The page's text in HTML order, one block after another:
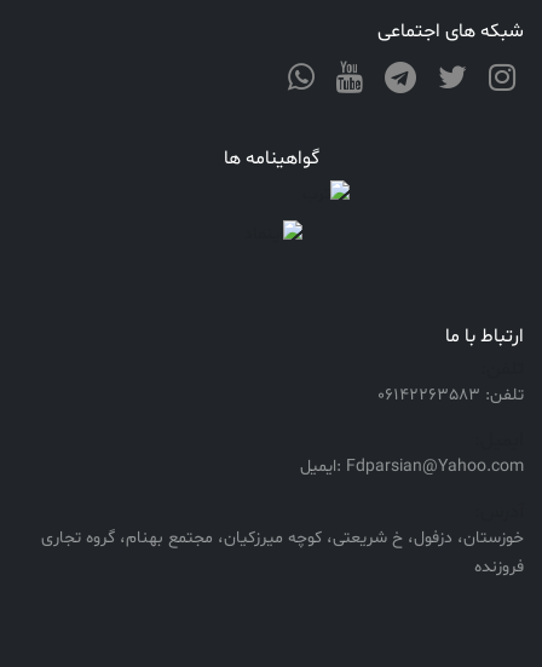
شبکه های اجتماعی
گواهینامه ها
ارتباط با ما
تلفن: 06142263583
Fdparsian@Yahoo.com :ایمیل
خوزستان، دزفول، خ شریعتی، کوچه میرزکیان، مجتمع بهنام، گروه تجاری
فروزنده